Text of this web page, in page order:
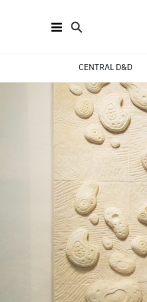
CENTRAL D&D